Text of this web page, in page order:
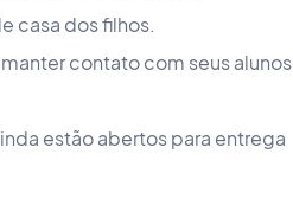
casa dos filhos.
contato com seus alunos
estão abertos para entrega